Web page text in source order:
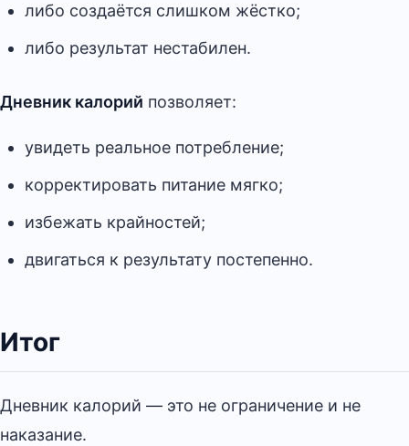
либо создаётся слишком жёстко;
либо результат нестабилен.
Дневник калорий позволяет:
увидеть реальное потребление;
корректировать питание мягко;
избежать крайностей;
двигаться к результату постепенно.
Итог
Дневник калорий — это не ограничение и не
наказание.